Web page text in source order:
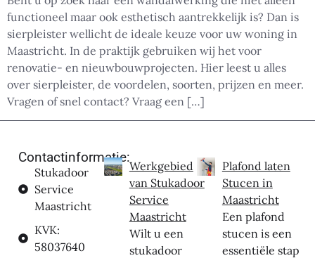
functioneel maar ook esthetisch aantrekkelijk is? Dan is
sierpleister wellicht de ideale keuze voor uw woning in
Maastricht. In de praktijk gebruiken wij het voor
renovatie- en nieuwbouwprojecten. Hier leest u alles
over sierpleister, de voordelen, soorten, prijzen en meer.
Vragen of snel contact? Vraag een […]
Contactinformatie:
Stukadoor
Service
Maastricht
KVK:
58037640
Werkgebied
van Stukadoor
Service
Maastricht
Wilt u een
stukadoor
Plafond laten
Stucen in
Maastricht
Een plafond
stucen is een
essentiële stap